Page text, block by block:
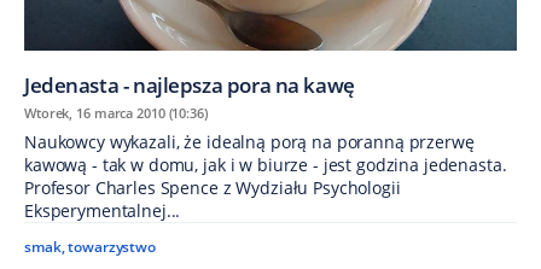
Jedenasta - najlepsza pora na kawę
Wtorek, 16 marca 2010 (10:36)
Naukowcy wykazali, że idealną porą na poranną przerwę
kawową - tak w domu, jak i w biurze - jest godzina jedenasta.
Profesor Charles Spence z Wydziału Psychologii
Eksperymentalnej...
smak,towarzystwo